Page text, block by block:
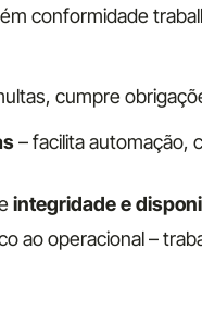
conformidade
cumpre
– facilita automação,
integridade e
ao operacional –